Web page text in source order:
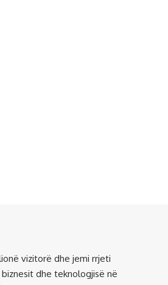
vizitorë dhe jemi rrjeti
dhe teknologjisë në